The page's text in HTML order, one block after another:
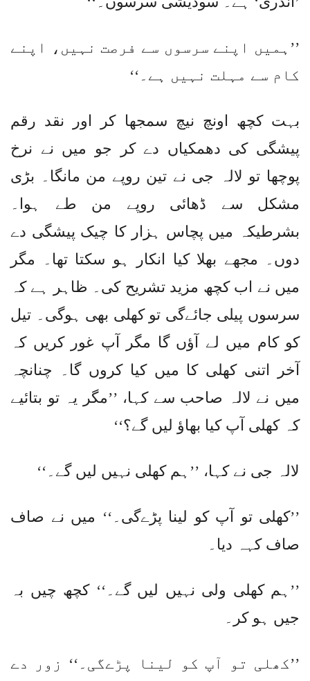
’’ہمیں اپنے سرسوں سے فرصت نہیں، اپنے
کام سے مہلت نہیں ہے۔‘‘
بہت کچھ اونچ نیچ سمجھا کر اور نقد رقم
پیشگی کی دھمکیاں دے کر جو میں نے نرخ
پوچھا تو لالہ جی نے تین روپے من مانگا۔ بڑی
مشکل سے ڈھائی روپے من طے ہوا۔
بشرطیکہ میں پچاس ہزار کا چیک پیشگی دے
دوں۔ مجھے بھلا کیا انکار ہو سکتا تھا۔ مگر
میں نے اب کچھ مزید تشریح کی۔ ظاہر ہے کہ
سرسوں پیلی جائےگی تو کھلی بھی ہوگی۔ تیل
کو کام میں لے آؤں گا مگر آپ غور کریں کہ
آخر اتنی کھلی کا میں کیا کروں گا۔ چنانچہ
میں نے لالہ صاحب سے کہا، ’’مگر یہ تو بتائیے
کہ کھلی آپ کیا بھاؤ لیں گے؟‘‘
لالہ جی نے کہا، ’’ہم کھلی نہیں لیں گے۔‘‘
’’کھلی تو آپ کو لینا پڑےگی۔‘‘ میں نے صاف
صاف کہہ دیا۔
’’ہم کھلی ولی نہیں لیں گے۔‘‘ کچھ چیں بہ
جیں ہو کر۔
’’کھلی تو آپ کو لینا پڑےگی۔‘‘ زور دے